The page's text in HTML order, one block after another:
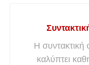
Η
καλύπτει